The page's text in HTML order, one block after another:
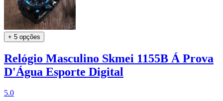
+ 5 opções
Relógio Masculino Skmei 1155B Á Prova
D'Água Esporte Digital
5.0